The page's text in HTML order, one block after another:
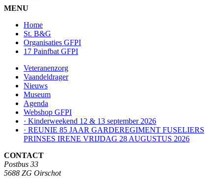
MENU
Home
St. B&G
Organisaties GFPI
17 Painfbat GFPI
Veteranenzorg
Vaandeldrager
Nieuws
Museum
Agenda
Webshop GFPI
· Kinderweekend 12 & 13 september 2026
· REUNIE 85 JAAR GARDEREGIMENT FUSELIERS
PRINSES IRENE VRIJDAG 28 AUGUSTUS 2026
CONTACT
Postbus 33
5688 ZG Oirschot